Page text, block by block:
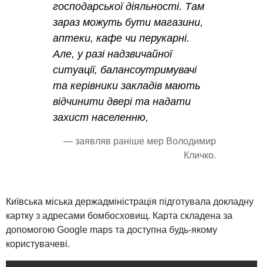
господарської діяльності. Там
зараз можуть бути магазини,
аптеки, кафе чи перукарні.
Але, у разі надзвичайної
ситуації, балансоутримувачі
та керівники закладів мають
відчинити двері та надати
захист населенню,
— заявляв раніше мер Володимир
Кличко.
Київська міська держадміністрація підготувала докладну
картку з адресами бомбосховищ. Карта складена за
допомогою Google maps та доступна будь-якому
користувачеві.